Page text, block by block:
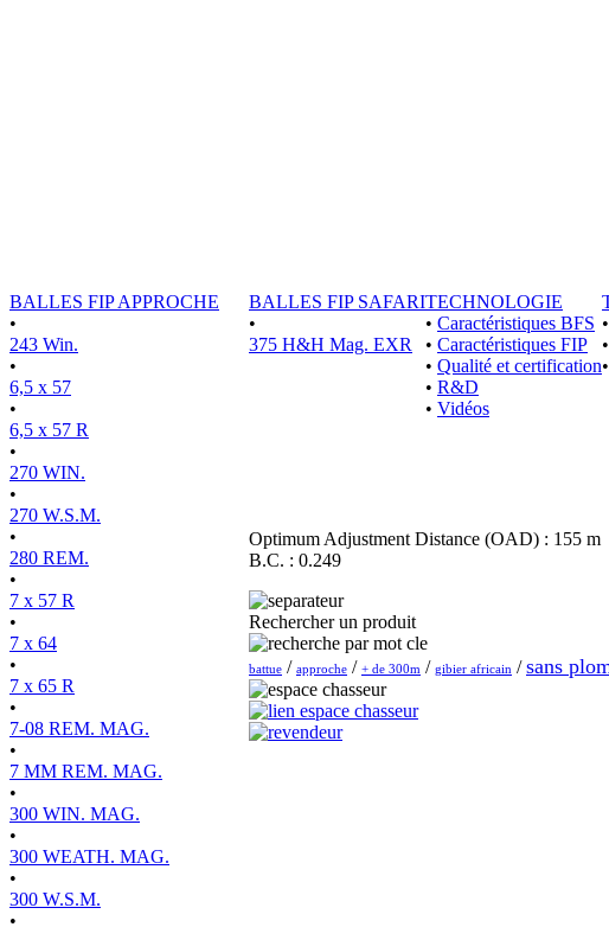
BALLES FIP APPROCHE
•
243 Win.
•
6,5 x 57
•
6,5 x 57 R
•
270 WIN.
•
270 W.S.M.
•
280 REM.
•
7 x 57 R
•
7 x 64
•
7 x 65 R
•
7-08 REM. MAG.
•
7 MM REM. MAG.
•
300 WIN. MAG.
•
300 WEATH. MAG.
•
300 W.S.M.
•
BALLES FIP SAFARI
•
375 H&H Mag. EXR
TECHNOLOGIE
• Caractéristiques BFS
• Caractéristiques FIP
• Qualité et certification
• R&D
• Vidéos
•
•
•
Optimum Adjustment Distance (OAD) : 155 m
B.C. : 0.249
Rechercher un produit
battue / approche / + de 300m / gibier africain / sans